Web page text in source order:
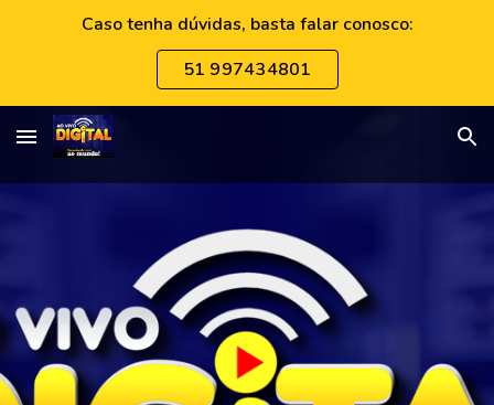
Caso tenha dúvidas, basta falar conosco:
51 997434801